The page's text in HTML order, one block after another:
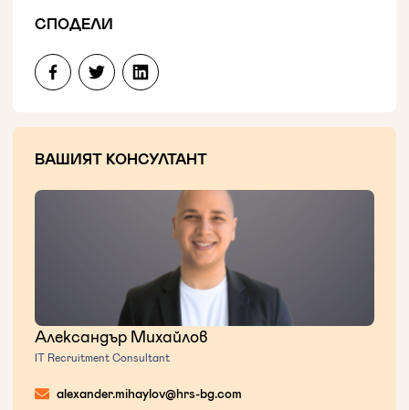
СПОДЕЛИ
ВАШИЯТ КОНСУЛТАНТ
Александър Михайлов
IT Recruitment Consultant
alexander.mihaylov@hrs-bg.com